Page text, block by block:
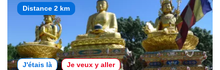
Distance 2 km
J'étais là Je veux y aller